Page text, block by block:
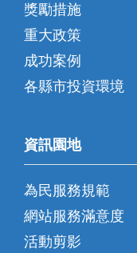
獎勵措施
重大政策
成功案例
各縣市投資環境
資訊園地
為民服務規範
網站服務滿意度
活動剪影